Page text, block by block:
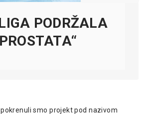
PODRŽALA
smo projekt pod nazivom